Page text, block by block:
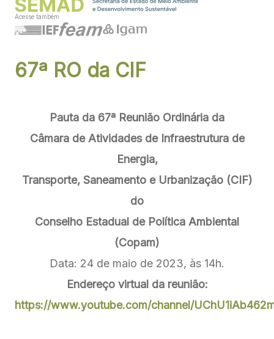
Acesse também
67ª RO da CIF
Pauta da 67ª Reunião Ordinária da
Câmara de Atividades de Infraestrutura de
Energia,
Transporte, Saneamento e Urbanização (CIF)
do
Conselho Estadual de Política Ambiental
(Copam)
Data: 24 de maio de 2023, às 14h.
Endereço virtual da reunião:
https://www.youtube.com/channel/